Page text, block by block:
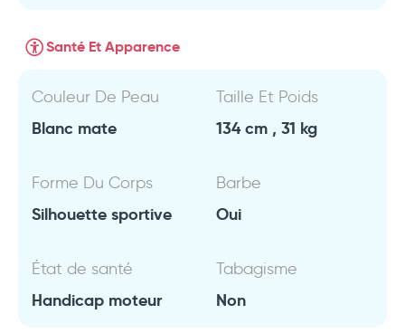
Santé Et Apparence
Couleur De Peau
Blanc mate
Taille Et Poids
134 cm , 31 kg
Forme Du Corps
Silhouette sportive
Barbe
Oui
État de santé
Handicap moteur
Tabagisme
Non